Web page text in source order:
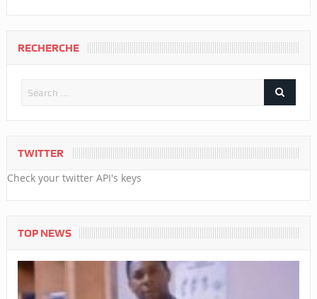
RECHERCHE
TWITTER
Check your twitter API's keys
TOP NEWS